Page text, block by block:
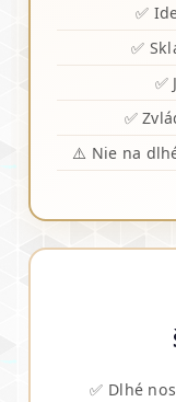
✅
✅
✅
✅
⚠️ Nie na
✅ Dlhé